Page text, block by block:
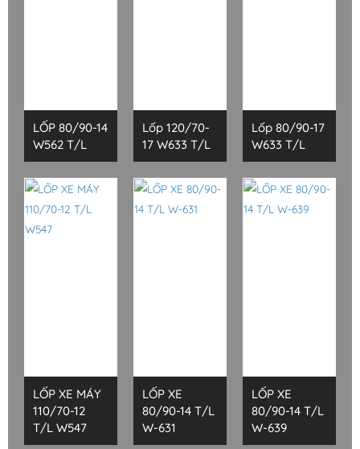
LỐP 80/90-14
W562 T/L
Lốp 120/70-
17 W633 T/L
Lốp 80/90-17
W633 T/L
LỐP XE MÁY
110/70-12
T/L W547
LỐP XE
80/90-14 T/L
W-631
LỐP XE
80/90-14 T/L
W-639